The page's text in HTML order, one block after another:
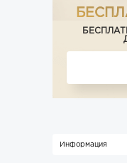
Информация